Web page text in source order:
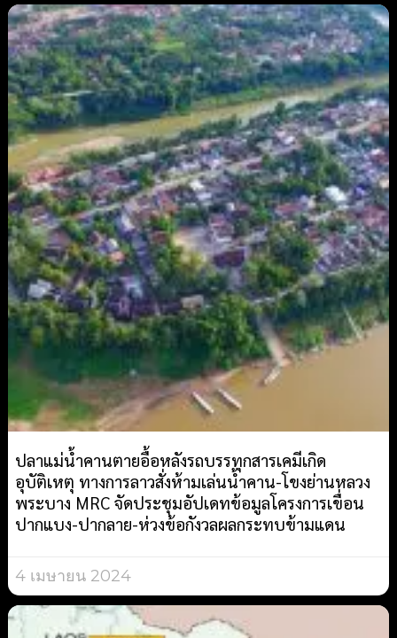
ปลาแม่น้ำคานตายอื้อหลังรถบรรทุกสารเคมีเกิด
อุบัติเหตุ ทางการลาวสั่งห้ามเล่นน้ำคาน-โขงย่านหลวง
พระบาง MRC จัดประชุมอัปเดทข้อมูลโครงการเขื่อน
ปากแบง-ปากลาย-ห่วงข้อกังวลผลกระทบข้ามแดน
4 เมษายน 2024